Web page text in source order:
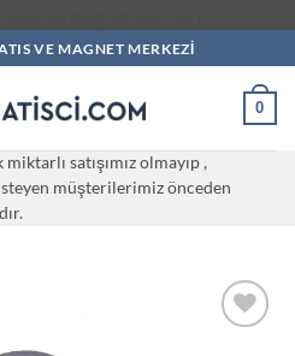
VE MAGNET MERKEZI
0
satışımız olmayıp ,
müşterilerimiz önceden